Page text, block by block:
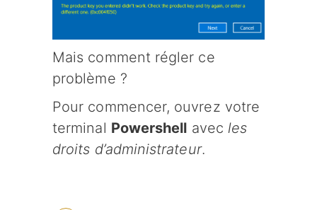
Mais comment régler ce
problème ?
Pour commencer, ouvrez votre
terminal Powershell avec les
droits d’administrateur.